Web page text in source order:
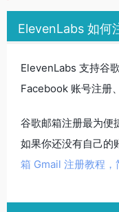
ElevenLabs 如何
ElevenLabs 支持谷
Facebook 账号注册
谷歌邮箱注册最为便
如果你还没有自己的
箱 Gmail 注册教程